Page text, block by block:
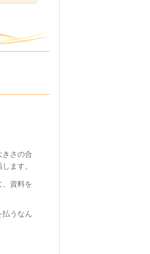
きさの合
ます。
、資料を
払うなん